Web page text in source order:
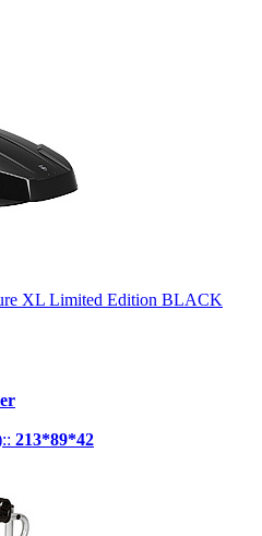
XL Limited Edition BLACK
213*89*42